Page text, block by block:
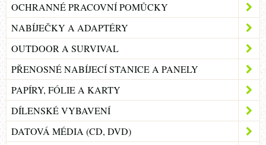
OCHRANNÉ PRACOVNÍ POMŮCKY
NABÍJEČKY A ADAPTÉRY
OUTDOOR A SURVIVAL
PŘENOSNÉ NABÍJECÍ STANICE A PANELY
PAPÍRY, FÓLIE A KARTY
DÍLENSKÉ VYBAVENÍ
DATOVÁ MÉDIA (CD, DVD)